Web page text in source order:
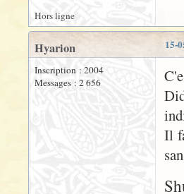
Hors ligne
15-
Hyarion
Inscription : 2004
Messages : 2 656
Il